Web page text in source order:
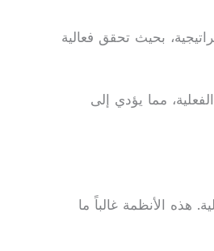
بحيث تحقق فعالية
مما يؤدي إلى
هذه الأنظمة غالباً ما